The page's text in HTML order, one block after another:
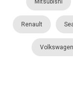
Mitsubishi
Renault
Volkswagen